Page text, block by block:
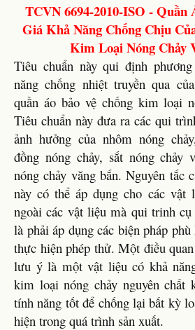
TCVN 6694-2010-ISO - Quần
Giá Khả Năng Chống Chịu
Kim Loại Nóng Chảy
Tiêu chuẩn này qui định
năng chống nhiệt truyền qua
quần áo bảo vệ chống kim loại
Tiêu chuẩn này đưa ra các qui
ảnh hưởng của nhôm nóng
đồng nóng chảy, sắt nóng chảy
nóng chảy văng bắn. Nguyên tắc
này có thể áp dụng cho các vật
ngoài các vật liệu mà qui trinh
là phải áp dụng các biện pháp
thực hiện phép thử. Một điều
lưu ý là một vật liệu có khả
kim loại nóng chảy nguyên chất
tính năng tốt để chống lại bất kỳ
hiện trong quá trình sản xuất.